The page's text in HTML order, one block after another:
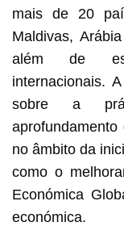
mais de 20
Maldivas,
além de
internacionais.
sobre a
no âmbito da
como o
Económica
económica.